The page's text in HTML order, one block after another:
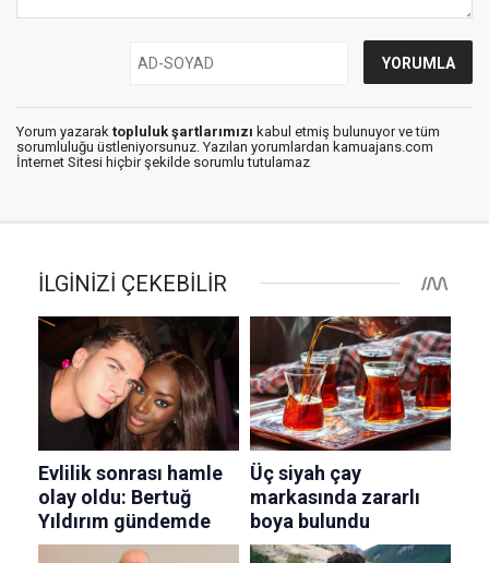
Yorum yazarak topluluk şartlarımızı kabul etmiş bulunuyor ve tüm
sorumluluğu üstleniyorsunuz. Yazılan yorumlardan kamuajans.com
İnternet Sitesi hiçbir şekilde sorumlu tutulamaz